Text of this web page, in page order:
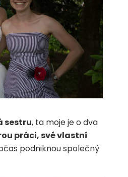
sestru, ta moje je o dva
práci, své vlastní
podniknou společný